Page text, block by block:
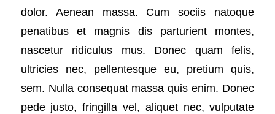
dolor. Aenean massa. Cum sociis natoque
penatibus et magnis dis parturient montes,
nascetur ridiculus mus. Donec quam felis,
ultricies nec, pellentesque eu, pretium quis,
sem. Nulla consequat massa quis enim. Donec
pede justo, fringilla vel, aliquet nec, vulputate